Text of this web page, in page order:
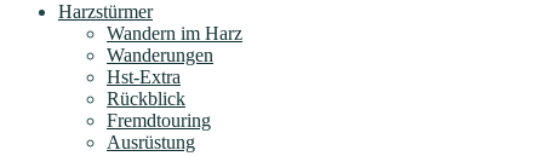
Harzstürmer
Wandern im Harz
Wanderungen
Hst-Extra
Rückblick
Fremdtouring
Ausrüstung